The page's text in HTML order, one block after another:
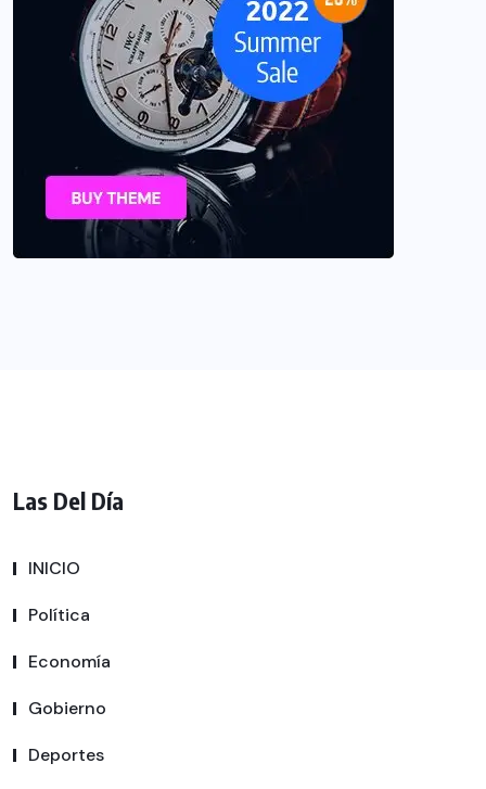
Las Del Día
INICIO
Política
Economía
Gobierno
Deportes